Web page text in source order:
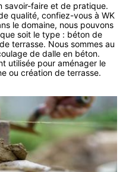
savoir-faire et de pratique.
qualité, confiez-vous à WK
le domaine, nous pouvons
soit le type : béton de
terrasse. Nous sommes au
de dalle en béton.
utilisée pour aménager le
ou création de terrasse.